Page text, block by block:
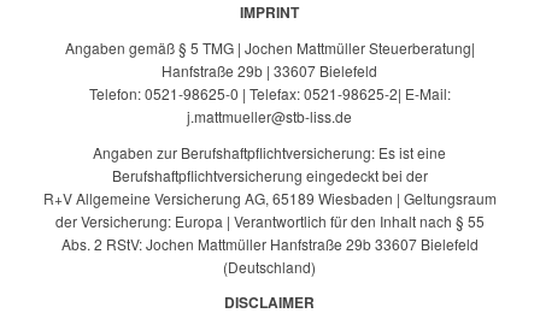
IMPRINT
Angaben gemäß § 5 TMG | Jochen Mattmüller Steuerberatung|
Hanfstraße 29b | 33607 Bielefeld
Telefon: 0521-98625-0 | Telefax: 0521-98625-2| E-Mail:
j.mattmueller@stb-liss.de
Angaben zur Berufshaftpflichtversicherung: Es ist eine
Berufshaftpflichtversicherung eingedeckt bei der
R+V Allgemeine Versicherung AG, 65189 Wiesbaden | Geltungsraum
der Versicherung: Europa | Verantwortlich für den Inhalt nach § 55
Abs. 2 RStV: Jochen Mattmüller Hanfstraße 29b 33607 Bielefeld
(Deutschland)
DISCLAIMER